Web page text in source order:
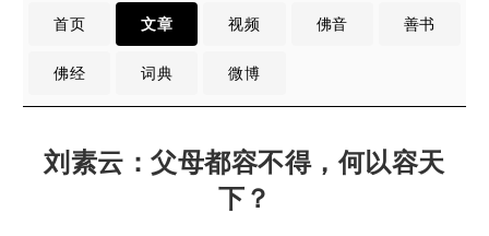
首页 文章 视频 佛音 善书
佛经 词典 微博
刘素云：父母都容不得，何以容天
下？